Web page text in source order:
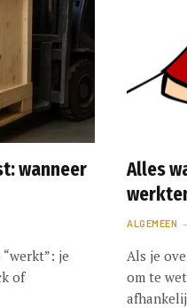
wanneer
je
of
Alles
ALGEMEEN
Als je
om te